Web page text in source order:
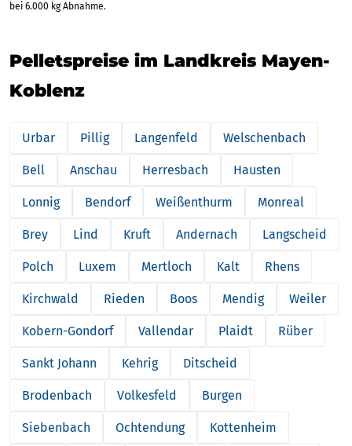
bei 6.000 kg Abnahme.
Pelletspreise im Landkreis Mayen-
Koblenz
Urbar Pillig Langenfeld Welschenbach
Bell Anschau Herresbach Hausten
Lonnig Bendorf Weißenthurm Monreal
Brey Lind Kruft Andernach Langscheid
Polch Luxem Mertloch Kalt Rhens
Kirchwald Rieden Boos Mendig Weiler
Kobern-Gondorf Vallendar Plaidt Rüber
Sankt Johann Kehrig Ditscheid
Brodenbach Volkesfeld Burgen
Siebenbach Ochtendung Kottenheim